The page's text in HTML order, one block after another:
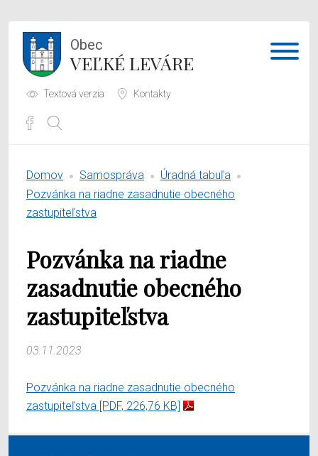
Obec
VEĽKÉ LEVÁRE
Textová verzia Kontakty
Samospráva
O obci
Domov Samospráva
Úradná tabuľa
Pozvánka na riadne zasadnutie obecného
zastupiteľstva
Pozvánka na riadne
zasadnutie obecného
zastupiteľstva
03.11.2023
Pozvánka na riadne zasadnutie obecného
zastupiteľstva [PDF, 226,76 KB]